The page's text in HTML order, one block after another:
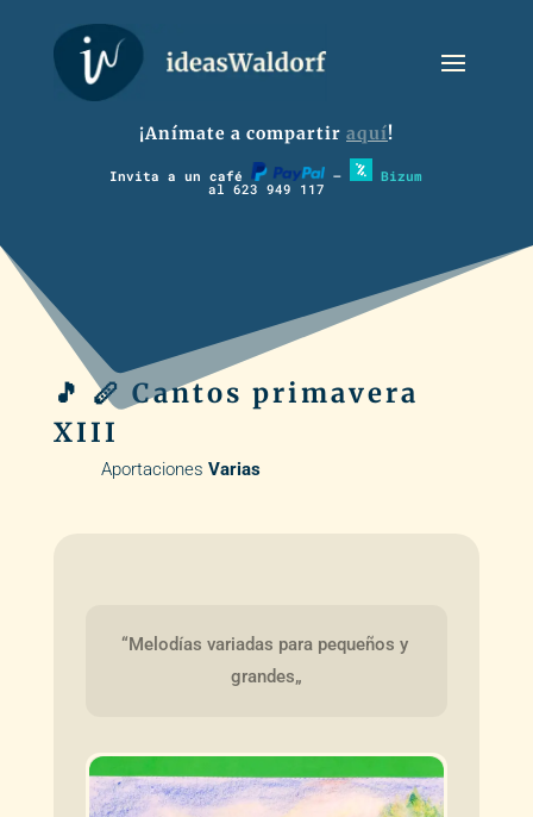
¡Anímate a compartir aquí!
Invita a un café – Bizum
al 623 949 117
🎵 🪈 Cantos primavera
XIII
Aportaciones Varias
“Melodías variadas para pequeños y
grandes„